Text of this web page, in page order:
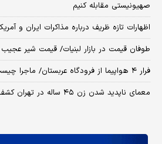
صهیونیستی مقابله کنیم
اظهارات تازه ظریف درباره مذاکرات ایران و
طوفان قیمت در بازار لبنیات/ قیمت شیر
فرار ۴ هواپیما از فرودگاه عربستان/ ماجرا چیست؟
معمای ناپدید شدن زن ۴۵ ساله در تهران کشف شد+ جزئیات